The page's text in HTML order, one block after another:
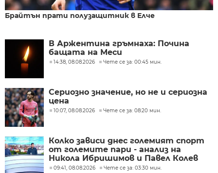
Брайтън прати полузащитник в Елче
В Аржентина гръмнаха: Почина
бащата на Меси
14:38, 08.08.2026 Чете се за: 00:45 мин.
Сериозно значение, но не и сериозна
цена
10:07, 08.08.2026 Чете се за: 08:20 мин.
Колко зависи днес големият спорт
от големите пари - анализ на
Никола Ибришимов и Павел Колев
09:41, 08.08.2026 Чете се за: 03:30 мин.